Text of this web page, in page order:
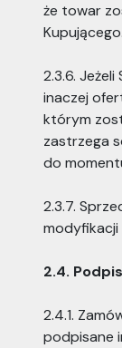
że towar
Kupującego.
2.3.6.
inaczej
którym
zastrzega
do
2.3.7.
modyfikacji
2.4.
2.4.1.
podpisane